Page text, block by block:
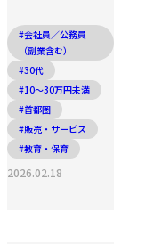
#会社員／公務員
（副業含む）
#30代
#10〜30万円未満
#首都圏
#販売・サービス
#教育・保育
2026.02.18